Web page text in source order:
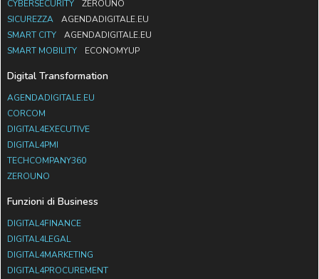
CYBERSECURITY
ZEROUNO
SICUREZZA
AGENDADIGITALE.EU
SMART CITY
AGENDADIGITALE.EU
SMART MOBILITY
ECONOMYUP
Digital Transformation
AGENDADIGITALE.EU
CORCOM
DIGITAL4EXECUTIVE
DIGITAL4PMI
TECHCOMPANY360
ZEROUNO
Funzioni di Business
DIGITAL4FINANCE
DIGITAL4LEGAL
DIGITAL4MARKETING
DIGITAL4PROCUREMENT